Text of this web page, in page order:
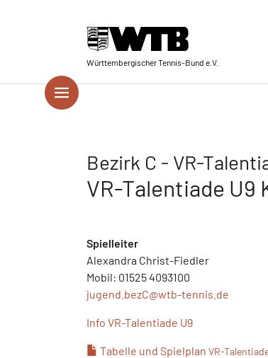
Württembergischer Tennis-Bund e.V.
Bezirk C - VR-
VR-Talentiade U9
Spielleiter
Alexandra Christ-Fiedler
Mobil: 01525 4093100
jugend.bezC@wtb-tennis.de
Info VR-Talentiade U9
Tabelle und Spielplan VR-